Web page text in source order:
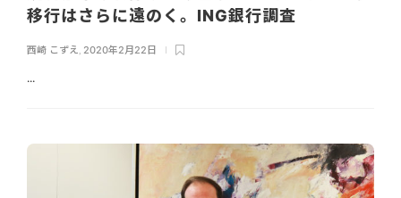
移行はさらに遠のく。ING銀行調査
西崎 こずえ 2020年2月22日
...